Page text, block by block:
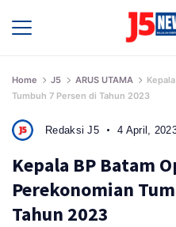
Home J5 ARUS UTAMA
Tumbuh 7 Persen di Tahun 2023
Redaksi J5 4 April,
Kepala BP Batam
Perekonomian
Tahun 2023